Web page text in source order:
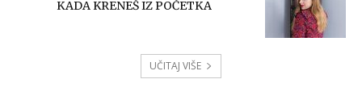
KADA KRENEŠ IZ POČETKA
UČITAJ VIŠE